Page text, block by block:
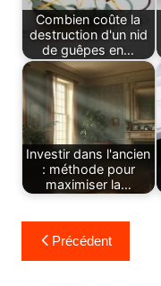
Combien coûte la
destruction d'un nid
de guêpes en…
Investir dans l'ancien
: méthode pour
maximiser la…
Navigation
de
Précédent